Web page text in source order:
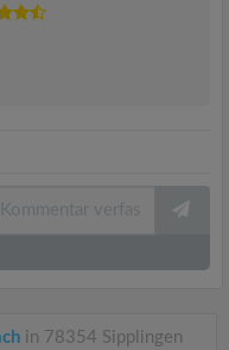
in 78354 Sipplingen